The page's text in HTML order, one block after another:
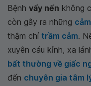
Bệnh vẩy nến không
còn gây ra những
thậm chí trầm cảm.
xuyên cáu kỉnh, xa
bất thường về giấc
đến chuyên gia tâm